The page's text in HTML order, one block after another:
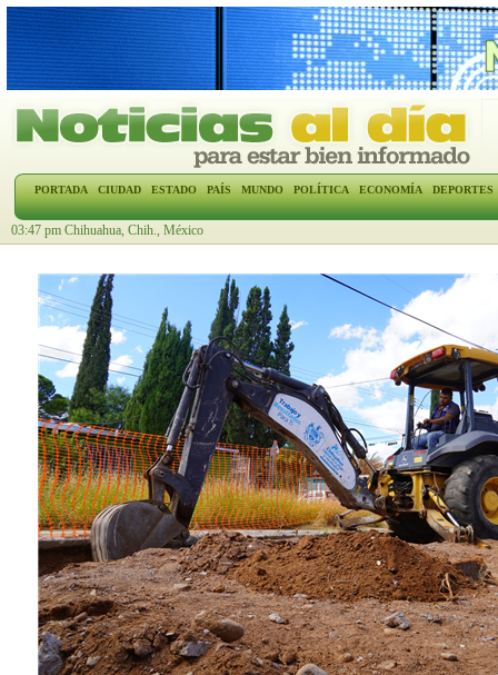
PORTADA CIUDAD ESTADO PAÍS MUNDO POLÍTICA ECONOMÍA DEPORTES
03:47 pm Chihuahua, Chih., México